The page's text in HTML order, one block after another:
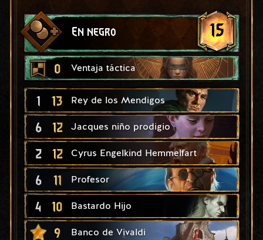
En negro 15
0 Ventaja táctica
1 13 Rey de los Mendigos
6 12 Jacques niño prodigio
2 12 Cyrus Engelkind Hemmelfart
6 11 Profesor
4 10 Bastardo Hijo
9 Banco de Vivaldi